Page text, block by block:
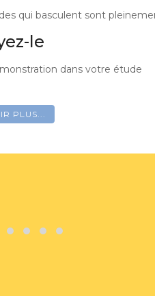
Maileva, Envoi & réception
nous pour une